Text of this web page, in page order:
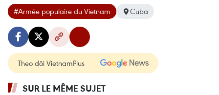
#Armée populaire du Vietnam Cuba
Theo dõi VietnamPlus
SUR LE MÊME SUJET